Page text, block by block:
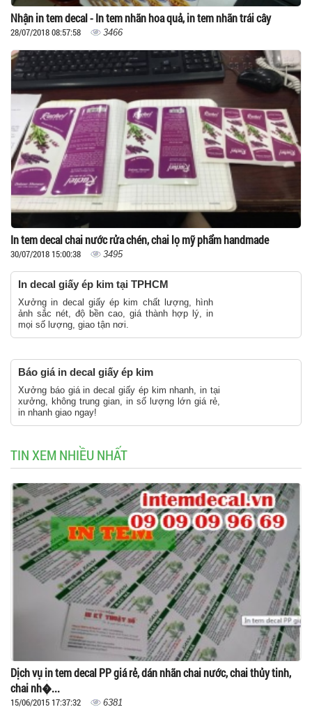
Nhận in tem decal - In tem nhãn hoa quả, in tem nhãn trái cây
28/07/2018 08:57:58 3466
In tem decal chai nước rửa chén, chai lọ mỹ phẩm handmade
30/07/2018 15:00:38 3495
In decal giấy ép kim tại TPHCM
Xưởng in decal giấy ép kim chất lượng, hình
ảnh sắc nét, độ bền cao, giá thành hợp lý, in
mọi số lượng, giao tận nơi.
Báo giá in decal giấy ép kim
Xưởng báo giá in decal giấy ép kim nhanh, in tại
xưởng, không trung gian, in số lượng lớn giá rẻ,
in nhanh giao ngay!
TIN XEM NHIỀU NHẤT
Dịch vụ in tem decal PP giá rẻ, dán nhãn chai nước, chai thủy tinh,
chai nh�...
15/06/2015 17:37:32 6381